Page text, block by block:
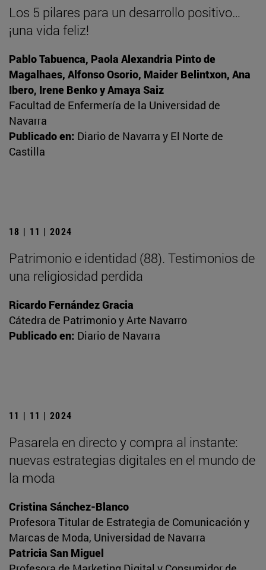
Los 5 pilares para un desarrollo positivo…
¡una vida feliz!
Pablo Tabuenca, Paola Alexandria Pinto de
Magalhaes, Alfonso Osorio, Maider Belintxon, Ana
Ibero, Irene Benko y Amaya Saiz
Facultad de Enfermería de la Universidad de
Navarra
Publicado en: Diario de Navarra y El Norte de
Castilla
18 | 11 | 2024
Patrimonio e identidad (88). Testimonios de
una religiosidad perdida
Ricardo Fernández Gracia
Cátedra de Patrimonio y Arte Navarro
Publicado en: Diario de Navarra
11 | 11 | 2024
Pasarela en directo y compra al instante:
nuevas estrategias digitales en el mundo de
la moda
Cristina Sánchez-Blanco
Profesora Titular de Estrategia de Comunicación y
Marcas de Moda, Universidad de Navarra
Patricia San Miguel